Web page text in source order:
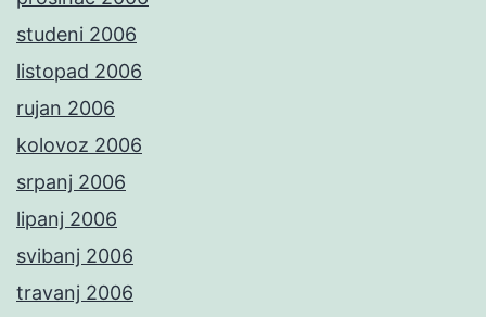
studeni 2006
listopad 2006
rujan 2006
kolovoz 2006
srpanj 2006
lipanj 2006
svibanj 2006
travanj 2006